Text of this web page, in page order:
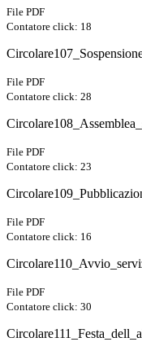
File PDF
Contatore click: 18
File PDF
Contatore click: 28
File PDF
Contatore click: 23
File PDF
Contatore click: 16
File PDF
Contatore click: 30